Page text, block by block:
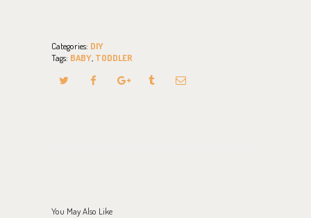
Categories: DIY
Tags: BABY TODDLER
You May Also Like